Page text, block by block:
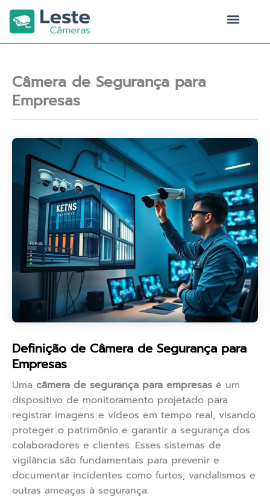
para
conteúdo
Câmera de Segurança para
Empresas
Definição de Câmera de Segurança para
Empresas
Uma câmera de segurança para empresas é um
dispositivo de monitoramento projetado para
registrar imagens e vídeos em tempo real, visando
proteger o patrimônio e garantir a segurança dos
colaboradores e clientes. Esses sistemas de
vigilância são fundamentais para prevenir e
documentar incidentes como furtos, vandalismos e
outras ameaças à segurança.